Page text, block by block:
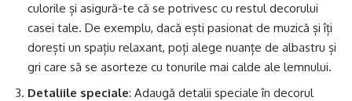
culorile și asigură-te că se potrivesc cu restul decorului
casei tale. De exemplu, dacă ești pasionat de muzică și îți
dorești un spațiu relaxant, poți alege nuanțe de albastru și
gri care să se asorteze cu tonurile mai calde ale lemnului.
Detaliile speciale: Adaugă detalii speciale în decorul